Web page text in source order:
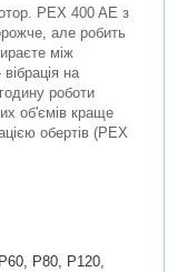
PEX 400 AE з
але робить
між
на
роботи
об'ємів краще
обертів (PEX
P80, P120,